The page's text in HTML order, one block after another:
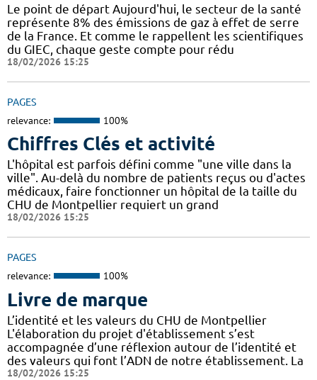
Le point de départ Aujourd'hui, le secteur de la santé
représente 8% des émissions de gaz à effet de serre
de la France. Et comme le rappellent les scientifiques
du GIEC, chaque geste compte pour rédu
18/02/2026 15:25
PAGES
relevance: 100%
Chiffres Clés et activité
L'hôpital est parfois défini comme "une ville dans la
ville". Au-delà du nombre de patients reçus ou d'actes
médicaux, faire fonctionner un hôpital de la taille du
CHU de Montpellier requiert un grand
18/02/2026 15:25
PAGES
relevance: 100%
Livre de marque
L’identité et les valeurs du CHU de Montpellier
L'élaboration du projet d'établissement s’est
accompagnée d’une réflexion autour de l’identité et
des valeurs qui font l’ADN de notre établissement. La
18/02/2026 15:25